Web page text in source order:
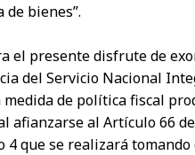
bienes”.
el presente disfrute de
del Servicio Nacional
de política fiscal
afianzarse al Artículo 66
4 que se realizará